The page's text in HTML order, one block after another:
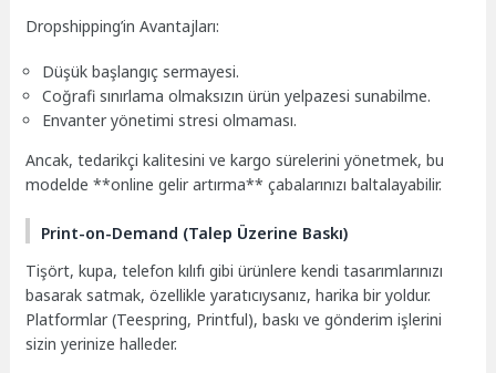
Dropshipping’in Avantajları:
Düşük başlangıç sermayesi.
Coğrafi sınırlama olmaksızın ürün yelpazesi sunabilme.
Envanter yönetimi stresi olmaması.
Ancak, tedarikçi kalitesini ve kargo sürelerini yönetmek, bu
modelde **online gelir artırma** çabalarınızı baltalayabilir.
Print-on-Demand (Talep Üzerine Baskı)
Tişört, kupa, telefon kılıfı gibi ürünlere kendi tasarımlarınızı
basarak satmak, özellikle yaratıcıysanız, harika bir yoldur.
Platformlar (Teespring, Printful), baskı ve gönderim işlerini
sizin yerinize halleder.